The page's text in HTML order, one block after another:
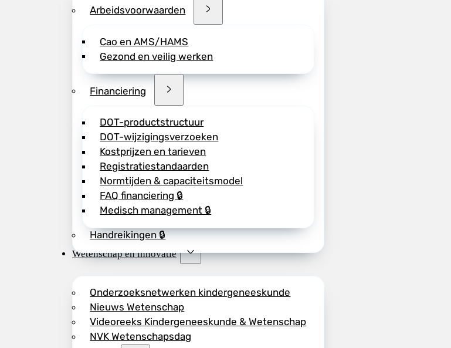
Arbeidsvoorwaarden
Cao en AMS/HAMS
Gezond en veilig werken
Financiering
DOT-productstructuur
DOT-wijzigingsverzoeken
Kostprijzen en tarieven
Registratiestandaarden
Normtijden & capaciteitsmodel
FAQ financiering 🔒
Medisch management 🔒
Handreikingen 🔒
Wetenschap en innovatie
Onderzoeksnetwerken kindergeneeskunde
Nieuws Wetenschap
Videoreeks Kindergeneeskunde & Wetenschap
NVK Wetenschapsdag